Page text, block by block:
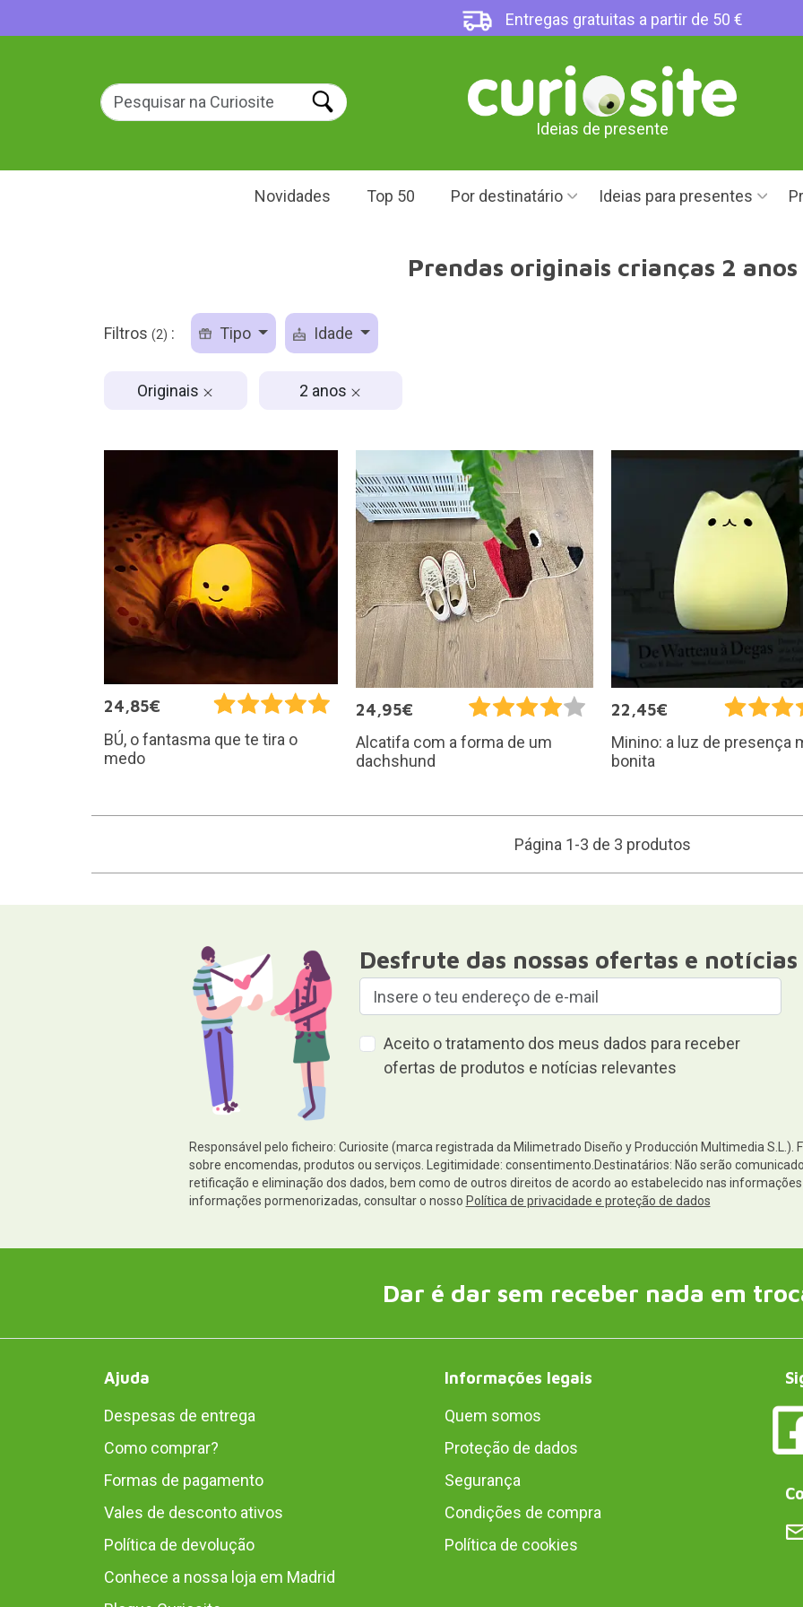
Entregas gratuitas a partir de 50 €
Ideias de presente
Novidades Top 50 Por destinatário Ideias para presentes
Prendas originais crianças 2 anos
Filtros (2) : Tipo Idade
Originais 2 anos
24,85€
BÚ, o fantasma que te tira o
medo
24,95€
Alcatifa com a forma de um
dachshund
22,45€
Minino: a luz de presença
bonita
Página 1-3 de 3 produtos
Desfrute das nossas ofertas e notícias
Aceito o tratamento dos meus dados para receber
ofertas de produtos e notícias relevantes
Responsável pelo ficheiro: Curiosite (marca registrada da Milimetrado Diseño y Producción Multimedia
sobre encomendas, produtos ou serviços. Legitimidade: consentimento.Destinatários: Não serão
retificação e eliminação dos dados, bem como de outros direitos de acordo ao estabelecido nas
informações pormenorizadas, consultar o nosso Política de privacidade e proteção de dados
Dar é dar sem receber nada em
Ajuda
Despesas de entrega
Como comprar?
Formas de pagamento
Vales de desconto ativos
Política de devolução
Conhece a nossa loja em Madrid
Informações legais
Quem somos
Proteção de dados
Segurança
Condições de compra
Política de cookies